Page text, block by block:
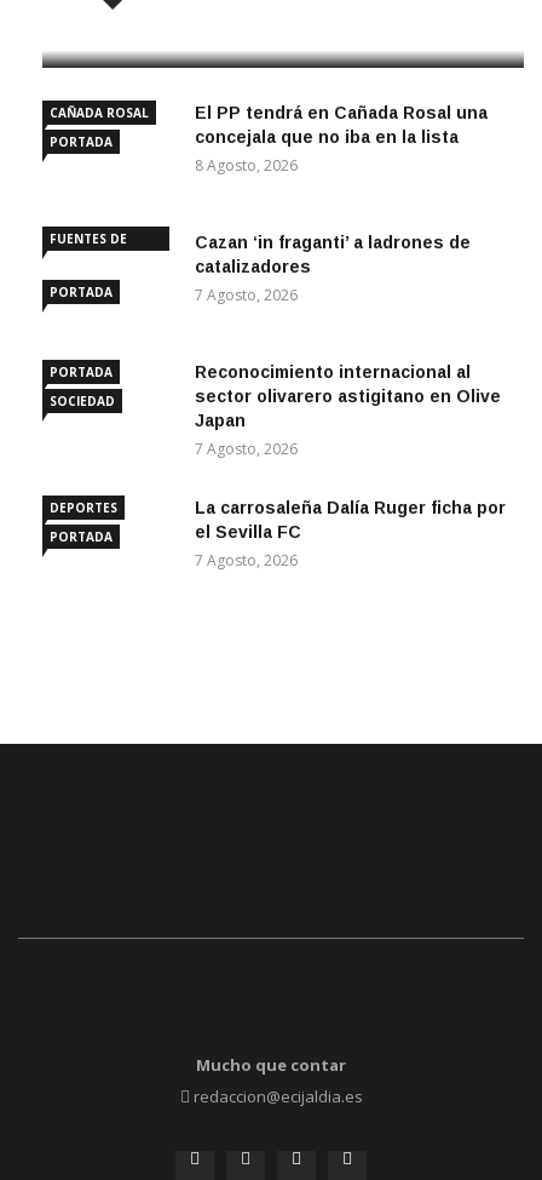
CAÑADA ROSAL
PORTADA
El PP tendrá en Cañada Rosal una
concejala que no iba en la lista
8 Agosto, 2026
FUENTES DE
PORTADA
Cazan ‘in fraganti’ a ladrones de
catalizadores
7 Agosto, 2026
PORTADA
SOCIEDAD
Reconocimiento internacional al
sector olivarero astigitano en Olive
Japan
7 Agosto, 2026
DEPORTES
PORTADA
La carrosaleña Dalía Ruger ficha por
el Sevilla FC
7 Agosto, 2026
Mucho que contar
redaccion@ecijaldia.es